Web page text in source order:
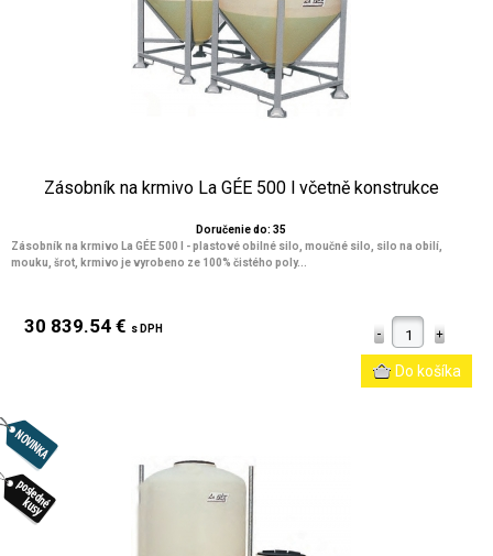
Zásobník na krmivo La GÉE 500 l včetně konstrukce
Doručenie do: 35
Zásobník na krmivo La GÉE 500 l - plastové obilné silo, moučné silo, silo na obilí,
mouku, šrot, krmivo je vyrobeno ze 100% čistého poly...
30 839.54 € s DPH